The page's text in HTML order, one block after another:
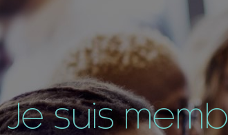
Je suis